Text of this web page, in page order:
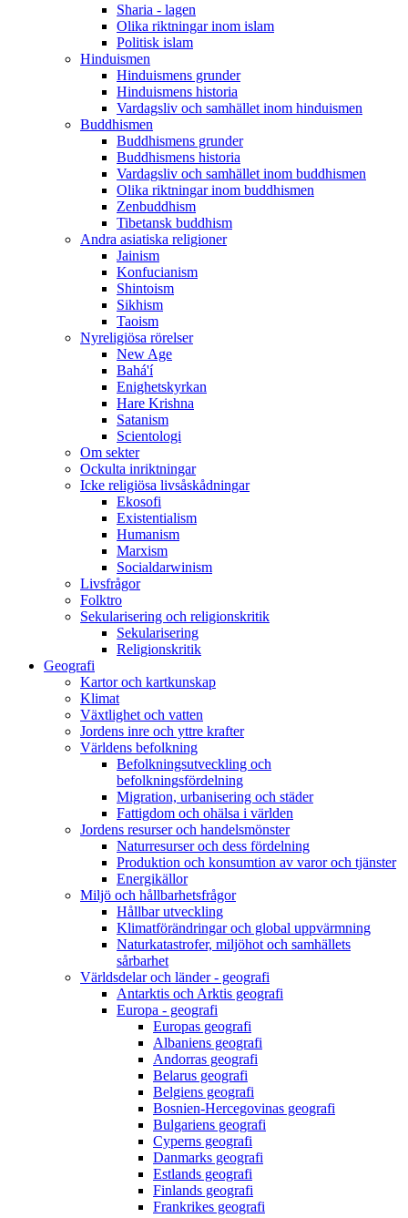
Sharia - lagen
Olika riktningar inom islam
Politisk islam
Hinduismen
Hinduismens grunder
Hinduismens historia
Vardagsliv och samhället inom hinduismen
Buddhismen
Buddhismens grunder
Buddhismens historia
Vardagsliv och samhället inom buddhismen
Olika riktningar inom buddhismen
Zenbuddhism
Tibetansk buddhism
Andra asiatiska religioner
Jainism
Konfucianism
Shintoism
Sikhism
Taoism
Nyreligiösa rörelser
New Age
Bahá'í
Enighetskyrkan
Hare Krishna
Satanism
Scientologi
Om sekter
Ockulta inriktningar
Icke religiösa livsåskådningar
Ekosofi
Existentialism
Humanism
Marxism
Socialdarwinism
Livsfrågor
Folktro
Sekularisering och religionskritik
Sekularisering
Religionskritik
Geografi
Kartor och kartkunskap
Klimat
Växtlighet och vatten
Jordens inre och yttre krafter
Världens befolkning
Befolkningsutveckling och
befolkningsfördelning
Migration, urbanisering och städer
Fattigdom och ohälsa i världen
Jordens resurser och handelsmönster
Naturresurser och dess fördelning
Produktion och konsumtion av varor och tjänster
Energikällor
Miljö och hållbarhetsfrågor
Hållbar utveckling
Klimatförändringar och global uppvärmning
Naturkatastrofer, miljöhot och samhällets
sårbarhet
Världsdelar och länder - geografi
Antarktis och Arktis geografi
Europa - geografi
Europas geografi
Albaniens geografi
Andorras geografi
Belarus geografi
Belgiens geografi
Bosnien-Hercegovinas geografi
Bulgariens geografi
Cyperns geografi
Danmarks geografi
Estlands geografi
Finlands geografi
Frankrikes geografi